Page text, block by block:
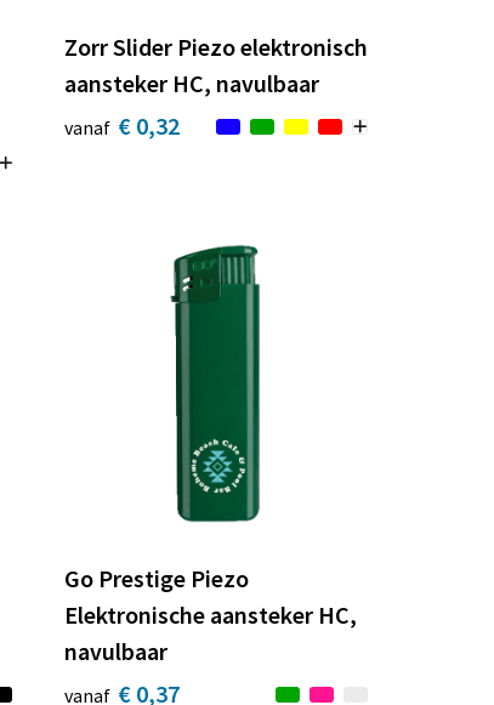
Zorr Slider Piezo elektronisch
aansteker HC, navulbaar
vanaf € 0,32
Go Prestige Piezo
Elektronische aansteker HC,
navulbaar
vanaf € 0,37